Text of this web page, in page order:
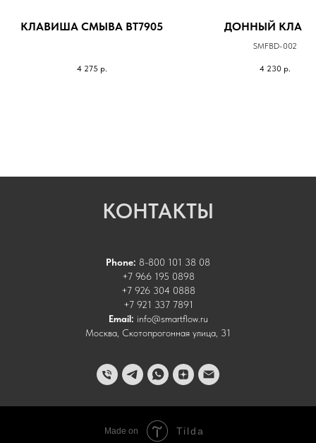
КЛАВИША СМЫВА BT7905
4 275 р.
ДОННЫЙ
SMFBD-002
4 230 р.
КОНТАКТЫ
Phone: 8-800 101 38 08
+7 966 195 0898
+7 926 304 0888
+7 921 337 7891
Email: info@smartflow.ru
Москва, Скотопрогонная улица, 31
Made on Tilda